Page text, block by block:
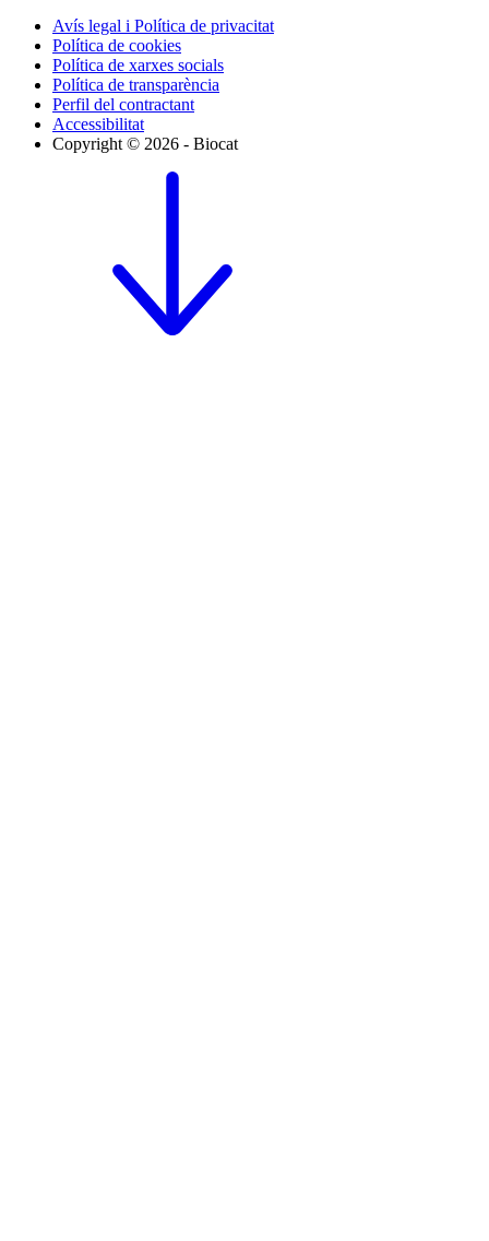
Avís legal i Política de privacitat
Política de cookies
Política de xarxes socials
Política de transparència
Perfil del contractant
Accessibilitat
Copyright © 2026 - Biocat